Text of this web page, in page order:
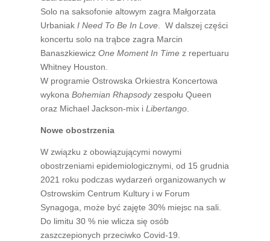
Solo na saksofonie altowym zagra Małgorzata
UrbaniakI Need To Be In Love. W dalszej części
koncertu solo na trąbce zagra Marcin
BanaszkiewiczOne Moment In Time z repertuaru
Whitney Houston.
W programie Ostrowska Orkiestra Koncertowa
wykonaBohemian Rhapsodyzespołu Queen
oraz Michael Jackson-mix iLibertango.
Nowe obostrzenia
W związku z obowiązującymi nowymi
obostrzeniami epidemiologicznymi, od 15 grudnia
2021 roku podczas wydarzeń organizowanych w
Ostrowskim Centrum Kultury i w Forum
Synagoga, może być zajęte 30% miejsc na sali.
Do limitu 30 % nie wlicza się osób
zaszczepionych przeciwko Covid-19.